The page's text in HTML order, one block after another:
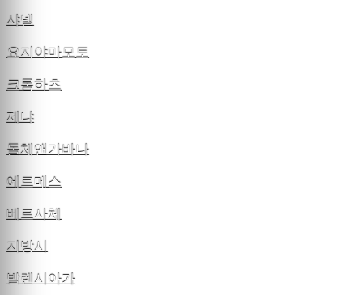
샤넬
요지야마모토
크롬하츠
제냐
돌체앤가바나
에르메스
베르사체
지방시
발렌시아가